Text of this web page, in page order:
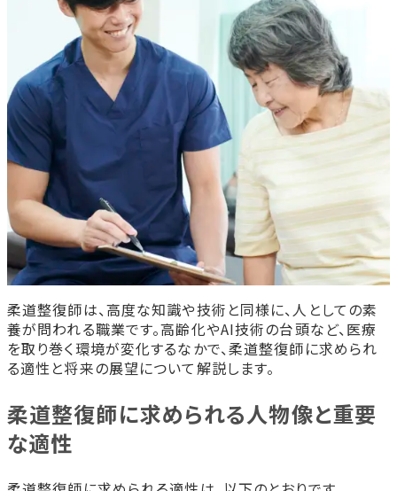
柔道整復師は、高度な知識や技術と同様に、人としての素
養が問われる職業です。高齢化やAI技術の台頭など、医療
を取り巻く環境が変化するなかで、柔道整復師に求められ
る適性と将来の展望について解説します。
柔道整復師に求められる人物像と重要
な適性